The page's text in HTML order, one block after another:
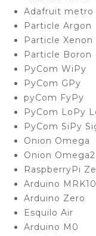
Adafruit
Particle Argon
Particle Xenon
Particle Boron
PyCom WiPy
PyCom GPy
pyCom FyPy
PyCom LoPy
PyCom SiPy
Onion Omega
Onion Omega2
RaspberryPi
Arduino
Arduino Zero
Esquilo Air
Arduino M0